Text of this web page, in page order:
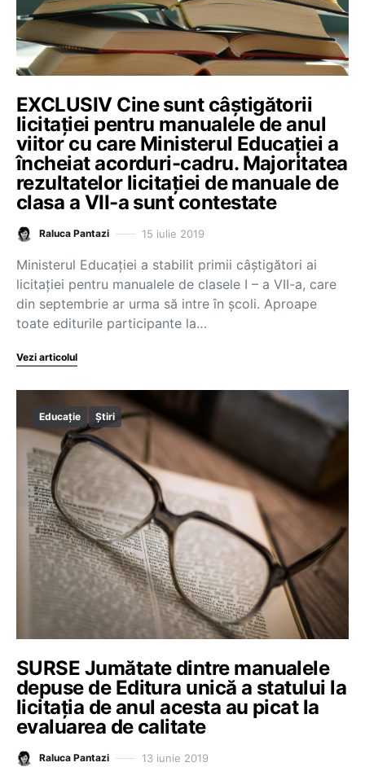
EXCLUSIV Cine sunt câștigătorii
licitației pentru manualele de anul
viitor cu care Ministerul Educației a
încheiat acorduri-cadru. Majoritatea
rezultatelor licitației de manuale de
clasa a VII-a sunt contestate
Raluca Pantazi 15 iulie 2019
Ministerul Educației a stabilit primii câștigători ai
licitației pentru manualele de clasele I – a VII-a, care
din septembrie ar urma să intre în școli. Aproape
toate editurile participante la…
Vezi articolul
Educație Știri
SURSE Jumătate dintre manualele
depuse de Editura unică a statului la
licitația de anul acesta au picat la
evaluarea de calitate
Raluca Pantazi 13 iunie 2019